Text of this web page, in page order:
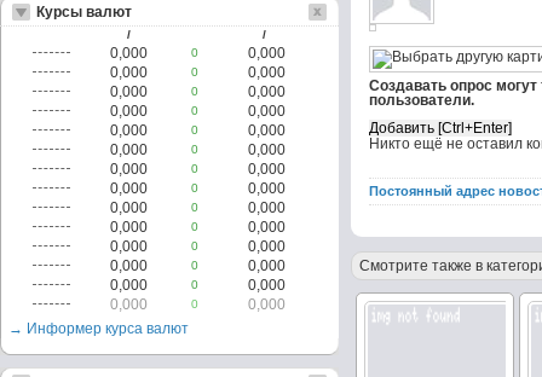
Создавать опрос
пользователи.
Никто ещё не оставил
Постоянный адрес
Смотрите также в
Курсы валют
/ /
0,000 0
0,000
0,000
0
0,000
0,000
0
0,000
0,000
0
0,000
0,000
0
0,000
0,000
0
0,000
0,000
0
0,000
0,000
0
0,000
0,000
0
0,000
0,000
0
0,000
0,000
0
0,000
0,000
0
0,000
0,000
0
0,000
0,000
0
0,000
→ Информер курса валют